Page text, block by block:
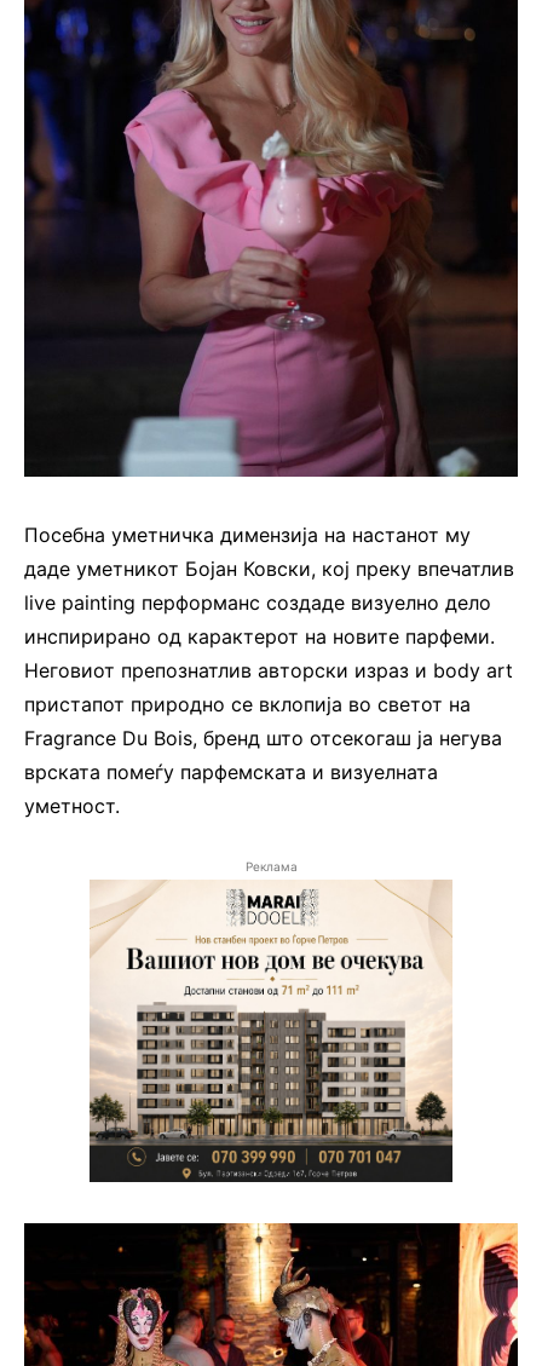
Посебна уметничка димензија на настанот му
даде уметникот Бојан Ковски, кој преку впечатлив
live painting перформанс создаде визуелно дело
инспирирано од карактерот на новите парфеми.
Неговиот препознатлив авторски израз и body art
пристапот природно се вклопија во светот на
Fragrance Du Bois, бренд што отсекогаш ја негува
врската помеѓу парфемската и визуелната
уметност.
Реклама